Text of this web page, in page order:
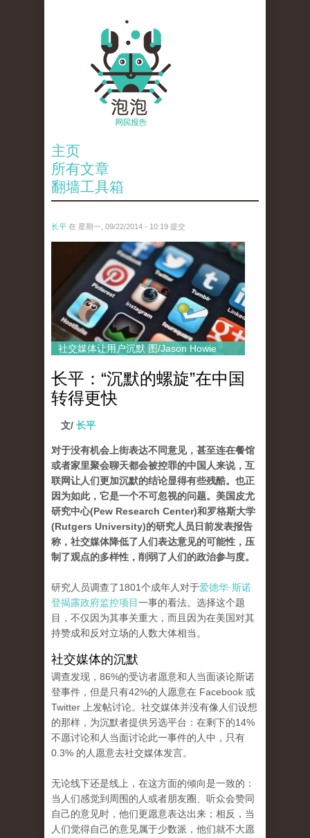
主页
所有文章
翻墙工具箱
长平 在 星期一, 09/22/2014 - 10:19 提交
7910370882_39d180fb66_z.jpg
社交媒体让用户沉默 图/Jason Howie
长平：“沉默的螺旋”在中国
转得更快
文/ 长平
对于没有机会上街表达不同意见，甚至连在餐馆
或者家里聚会聊天都会被控罪的中国人来说，互
联网让人们更加沉默的结论显得有些残酷。也正
因为如此，它是一个不可忽视的问题。美国皮尤
研究中心(Pew Research Center)和罗格斯大学
(Rutgers University)的研究人员日前发表报告
称，社交媒体降低了人们表达意见的可能性，压
制了观点的多样性，削弱了人们的政治参与度。
研究人员调查了1801个成年人对于爱德华·斯诺
登揭露政府监控项目一事的看法。选择这个题
目，不仅因为其事关重大，而且因为在美国对其
持赞成和反对立场的人数大体相当。
社交媒体的沉默
调查发现，86%的受访者愿意和人当面谈论斯诺
登事件，但是只有42%的人愿意在 Facebook 或
Twitter 上发帖讨论。社交媒体并没有像人们设想
的那样，为沉默者提供另选平台：在剩下的14%
不愿讨论和人当面讨论此一事件的人中，只有
0.3% 的人愿意去社交媒体发言。
无论线下还是线上，在这方面的倾向是一致的：
当人们感觉到周围的人或者朋友圈、听众会赞同
自己的意见时，他们更愿意表达出来；相反，当
人们觉得自己的意见属于少数派，他们就不大愿